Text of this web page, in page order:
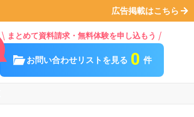
広告掲載はこちら
まとめて資料請求・無料体験を申し込もう
お問い合わせリストを見る 0 件